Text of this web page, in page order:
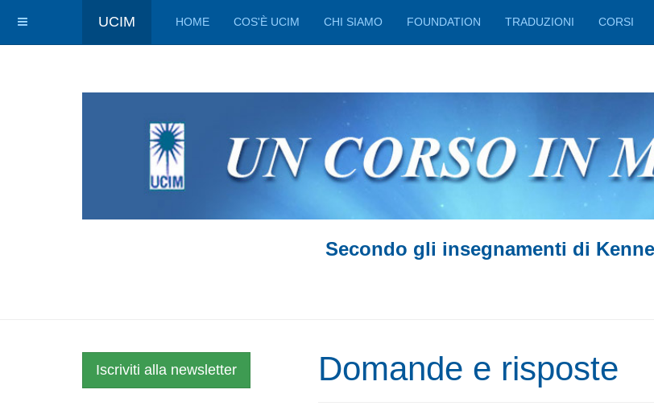
UCIM HOME COS'È UCIM CHI SIAMO FOUNDATION TRADUZIONI CORSI
Secondo gli insegnamenti di
Domande e risposte
Iscriviti alla newsletter